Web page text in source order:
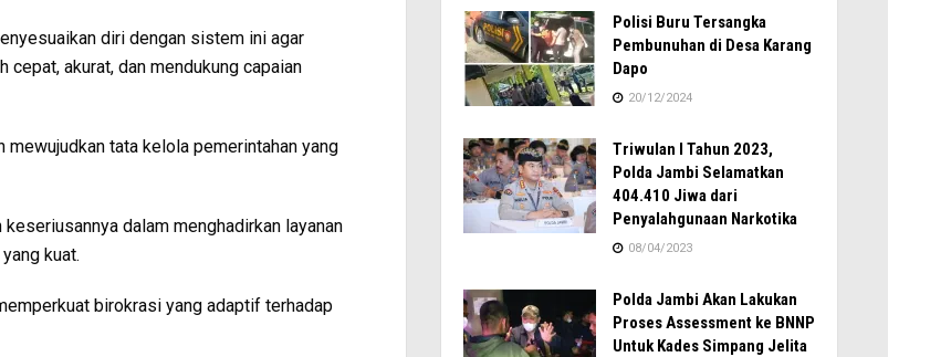
diri dengan sistem ini agar
akurat, dan mendukung capaian
tata kelola pemerintahan yang
dalam menghadirkan layanan
kuat.
birokrasi yang adaptif terhadap
Polisi Buru Tersangka
Pembunuhan di Desa Karang
Dapo
20/12/2024
Triwulan I Tahun 2023,
Polda Jambi Selamatkan
404.410 Jiwa dari
Penyalahgunaan Narkotika
08/04/2023
Polda Jambi Akan Lakukan
Proses Assessment ke BNNP
Untuk Kades Simpang Jelita